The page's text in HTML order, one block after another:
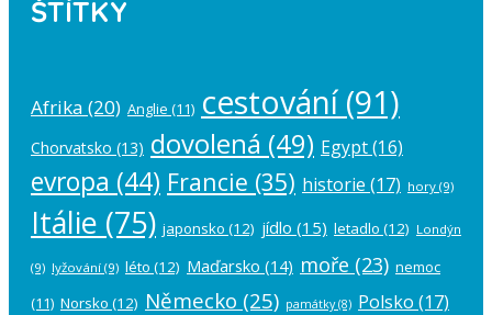
ŠTÍTKY
Afrika (20) Anglie (11) cestování(91)
Chorvatsko (13) dovolená (49) Egypt(16)
evropa (44) Francie (35) historie (17) hory (9)
Itálie (75) japonsko (12) jídlo (15) letadlo (12) Londýn
(9) lyžování (9) léto (12) Maďarsko (14) moře (23) nemoc
(11) Norsko (12) Německo (25) památky(8) Polsko (17)